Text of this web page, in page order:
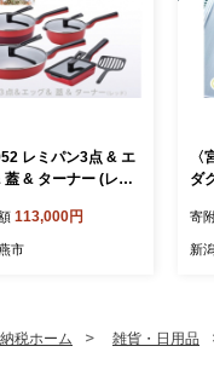
レミパン3点 & エ
蓋 & ターナー (レッ
113,000円
市
ダ
IH
条
寄
新
税ホーム 雑貨・日用品